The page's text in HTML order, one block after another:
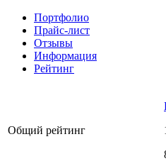
Портфолио
Прайс-лист
Отзывы
Информация
Рейтинг
Общий рейтинг